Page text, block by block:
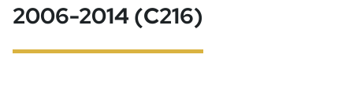
2006-2014 (C216)